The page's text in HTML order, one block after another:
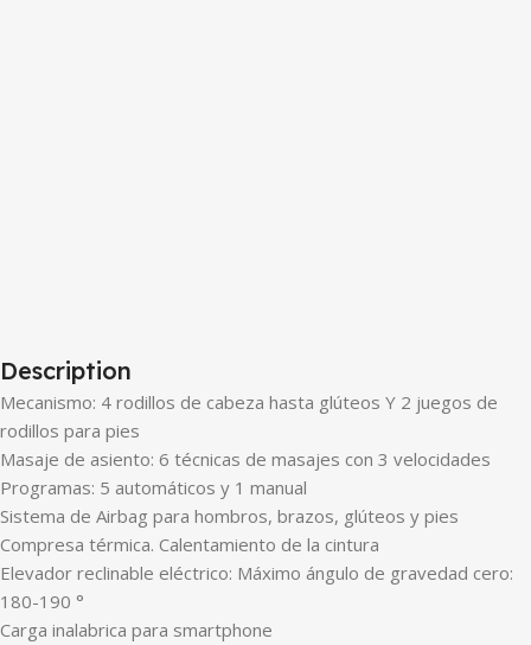
Description
Mecanismo: 4 rodillos de cabeza hasta glúteos Y 2 juegos de
rodillos para pies
Masaje de asiento: 6 técnicas de masajes con 3 velocidades
Programas: 5 automáticos y 1 manual
Sistema de Airbag para hombros, brazos, glúteos y pies
Compresa térmica. Calentamiento de la cintura
Elevador reclinable eléctrico: Máximo ángulo de gravedad cero:
180-190 °
Carga inalabrica para smartphone